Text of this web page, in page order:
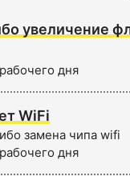
увеличение
дня
WiFi
замена чипа wifi
дня